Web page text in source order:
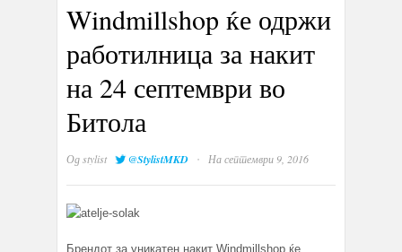
Windmillshop ќе одржи
работилница за накит
на 24 септември во
Битола
Одstylist @StylistMKD · На септември 9, 2016
Брендот за уникатен накит Windmillshop ќе